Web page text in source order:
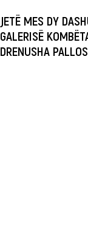
JETË MES DY
GALERISË
DRENUSHA